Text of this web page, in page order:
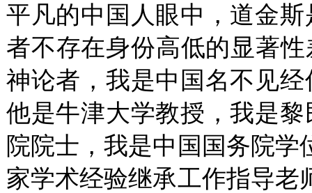
平凡的中国人眼中，道金
者不存在身份高低的显著
神论者，我是中国名不见
他是牛津大学教授，我是
院院士，我是中国国务院学
家学术经验继承工作指导老